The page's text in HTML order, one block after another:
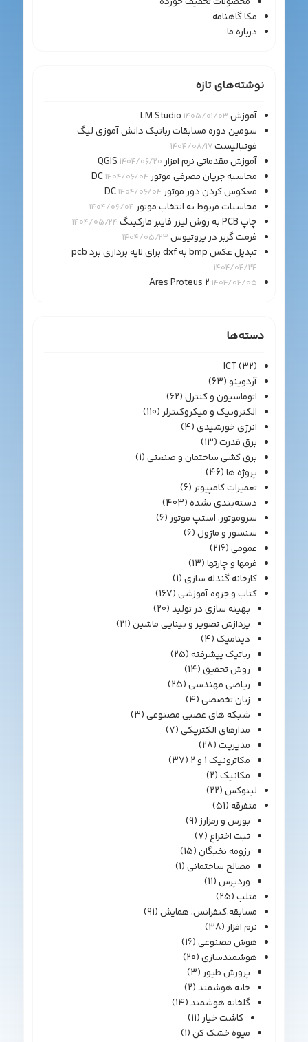
مکا گاهنامه
درباره ما
نوشته‌های تازه
آموزش LM Studio 1405/01/03
سومین دوره مسابقات رباتیک دانش آموزی لیگ
فوتبالیست1404/08/17
آموزش مقدماتی نرم افزار QGIS1404/06/20
محاسبه جریان مصرفی موتور DC1404/06/04
معکوس کردن دور موتور DC1404/06/04
محاسبات مربوط به انتخاب موتور 1404/06/04
چاپ PCB به روش لیزر فایبر مارکینگ 1404/05/24
فرمت گربر در پروتیوس 1404/05/23
تبدیل عکس bmp به dxf برای لایه برداری برد pcb
1404/04/24
Ares Proteus 2 1404/04/05
دسته‌ها
ICT(32)
آردوینو(63)
اتوماسیون و کنترل(62)
الکترونیک و میکروکنترلر(110)
انرژی خورشیدی(4)
برق قدرت(13)
برق کشی ساختمان و صنعتی(1)
پروژه ها(46)
تعمیرات کامپیوتر(6)
دسته‌بندی نشده(403)
سروموتور، استپ موتور(6)
سنسور و ماژول(6)
عمومی(216)
فرمها و چارتها(13)
کارخانه گندله سازی(1)
کتاب و جزوه آموزشی(167)
بهینه سازی در تولید(20)
پردازش تصویر و بینایی ماشین(21)
دینامیک(4)
رباتیک پیشرفته(25)
روش تحقیق(14)
ریاضی مهندسی(25)
زبان تخصصی(4)
شبکه های عصبی مصنوعی(3)
مدارهای الکتریکی(7)
مدیریت(28)
مکاترونیک 1 و 2
(37)
مکانیک(2)
لینوکس(22)
متفرقه(51)
بورس و رمزارز(9)
ثبت اختراع(7)
رزومه نخبگان(15)
مصالح ساختمانی(1)
وردپرس(11)
متلب(25)
مسابقه،کنفرانس، همایش(91)
نرم افزار(38)
هوش مصنوعی(16)
هوشمندسازی(20)
پرورش طیور(3)
خانه هوشمند(2)
گلخانه هوشمند(14)
کاشت خیار(11)
میوه خشک کن(1)